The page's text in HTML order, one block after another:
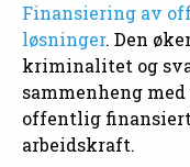
Finansiering av
løsninger. Den
kriminalitet og
sammenheng
offentlig
arbeidskraft.